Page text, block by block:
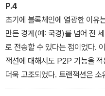
P.4
초기에 블록체인에 열광한 이유
만든 경계(예: 국경)를 넘어 전
로 전송할 수 있다는 점이었다.
잭션에 대해서도 P2P 기능을
더욱 고조되었다. 트랜잭션은
사들 간의 계약, 자율 운행 결정,